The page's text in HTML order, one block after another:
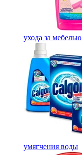
ухода за мебелью
умягчения воды